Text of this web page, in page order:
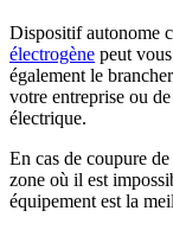
Dispositif autonome
électrogène peut
également le
votre entreprise ou
électrique.
En cas de coupure
zone où il est
équipement est la